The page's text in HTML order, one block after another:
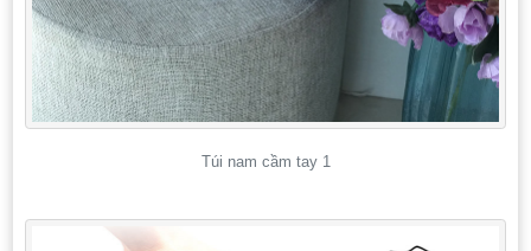
Túi nam cầm tay 1